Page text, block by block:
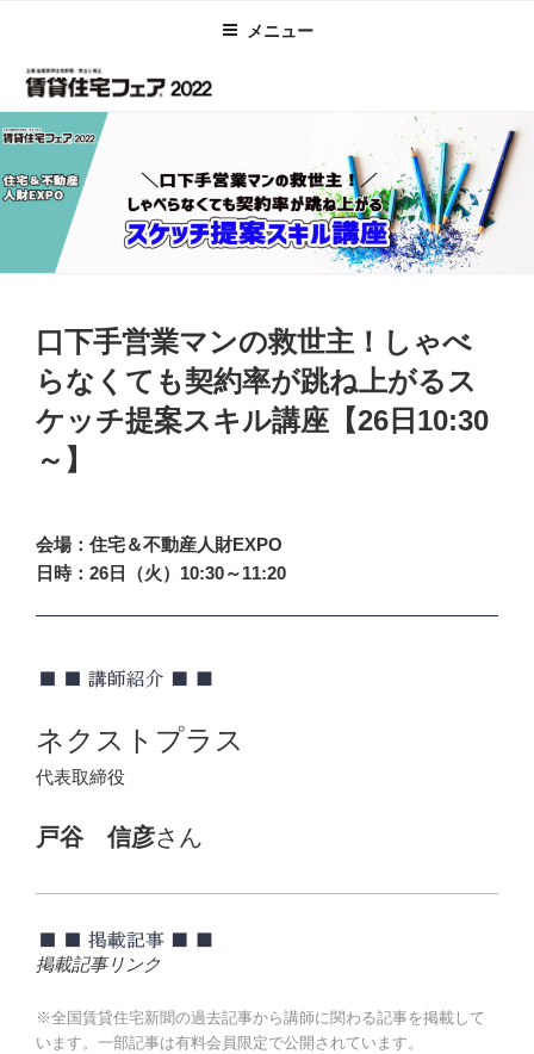
ツ
ス
プ
メニュー
投
稿
日:
口下手営業マンの救世主！しゃべ
らなくても契約率が跳ね上がるス
ケッチ提案スキル講座【26日10:30
～】
会場：住宅＆不動産人財EXPO
日時：26日（火）10:30～11:20
ネクストプラス
代表取締役
戸谷 信彦さん
掲載記事リンク
※全国賃貸住宅新聞の過去記事から講師に関わる記事を掲載して
います。一部記事は有料会員限定で公開されています。